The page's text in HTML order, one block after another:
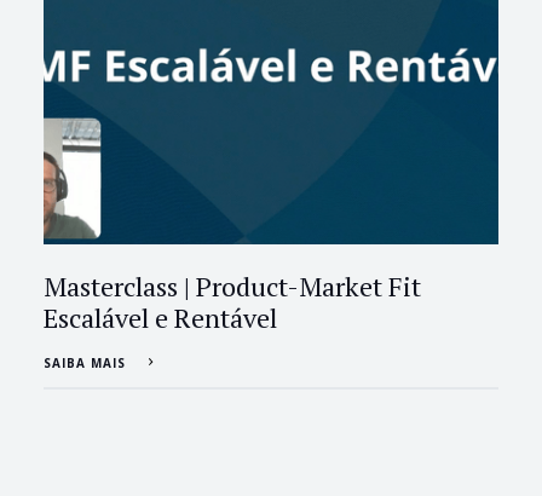
Masterclass | Product-Market Fit
Escalável e Rentável
SAIBA MAIS